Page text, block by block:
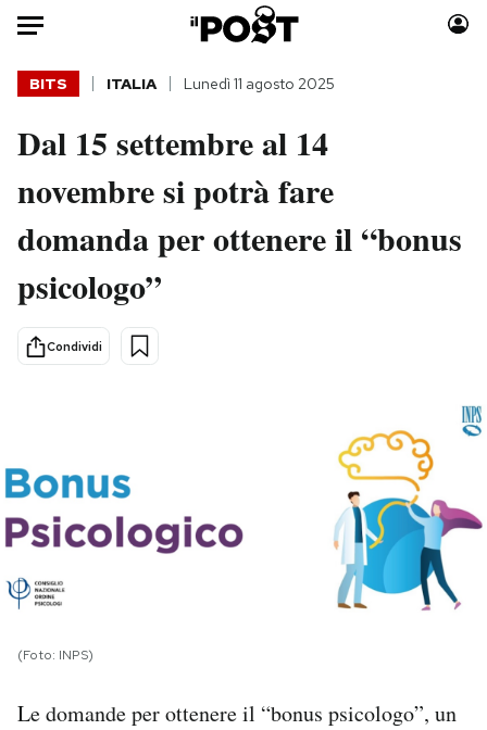
Auto
HOME
Politica
Tecnologia
Internet
Scienza
Cultura
Moda
Consumismi
Mondiali calcio 2026
PODCAST
NEWSLETTER
BITS ITALIA Lunedì 11 agosto 2025
Dal 15 settembre al 14
novembre si potrà fare
domanda per ottenere il “bonus
psicologo”
Condividi
(Foto: INPS)
Le domande per ottenere il “bonus psicologo”, un